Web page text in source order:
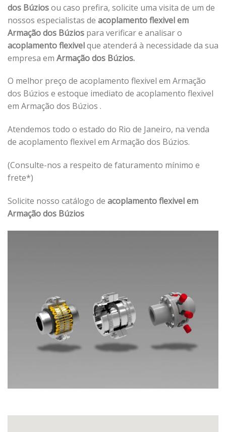
dos Búziosou caso prefira, solicite uma visita de um de
nossos especialistas de acoplamento flexivel em
Armação dos Búzios para verificar e analisar o
acoplamento flexivelque atenderá à necessidade da sua
empresa em Armação dos Búzios.
O melhor preço de acoplamento flexivel em Armação
dos Búzios e estoque imediato de acoplamento flexivel
em Armação dos Búzios .
Atendemos todo o estado do Rio de Janeiro, na venda
de acoplamento flexivel em Armação dos Búzios.
(Consulte-nos a respeito de faturamento mínimo e
frete*)
Solicite nosso catálogo de acoplamento flexivel em
Armação dos Búzios